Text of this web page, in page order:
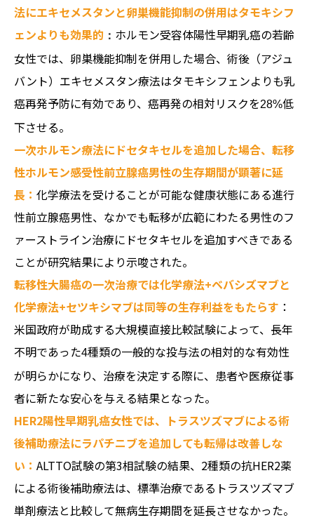
法にエキセメスタンと卵巣機能抑制の併用はタモキシフ
ェンよりも効果的 ： ホルモン受容体陽性早期乳癌の若齢
女性では、卵巣機能抑制を併用した場合、術後（アジュ
バント）エキセメスタン療法はタモキシフェンよりも乳
癌再発予防に有効であり、癌再発の相対リスクを28%低
下させる。
一次ホルモン療法にドセタキセルを追加した場合、転移
性ホルモン感受性前立腺癌男性の生存期間が顕著に延
長： 化学療法を受けることが可能な健康状態にある進行
性前立腺癌男性、なかでも転移が広範にわたる男性のフ
ァーストライン治療にドセタキセルを追加すべきである
ことが研究結果により示唆された。
転移性大腸癌の一次治療では化学療法+ベバシズマブと
化学療法+セツキシマブは同等の生存利益をもたらす ：
米国政府が助成する大規模直接比較試験によって、長年
不明であった4種類の一般的な投与法の相対的な有効性
が明らかになり、治療を決定する際に、患者や医療従事
者に新たな安心を与える結果となった。
HER2陽性早期乳癌女性では、トラスツズマブによる術
後補助療法にラパチニブを追加しても転帰は改善しな
い： ALTTO試験の第3相試験の結果、2種類の抗HER2薬
による術後補助療法は、標準治療であるトラスツズマブ
単剤療法と比較して無病生存期間を延長させなかった。